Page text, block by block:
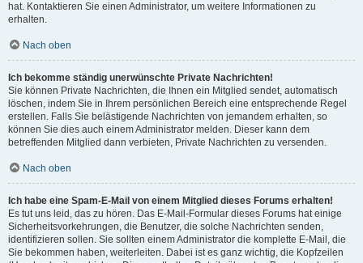
hat. Kontaktieren Sie einen Administrator, um weitere Informationen zu
erhalten.
Nach oben
Ich bekomme ständig unerwünschte Private Nachrichten!
Sie können Private Nachrichten, die Ihnen ein Mitglied sendet, automatisch
löschen, indem Sie in Ihrem persönlichen Bereich eine entsprechende Regel
erstellen. Falls Sie belästigende Nachrichten von jemandem erhalten, so
können Sie dies auch einem Administrator melden. Dieser kann dem
betreffenden Mitglied dann verbieten, Private Nachrichten zu versenden.
Nach oben
Ich habe eine Spam-E-Mail von einem Mitglied dieses Forums erhalten!
Es tut uns leid, das zu hören. Das E-Mail-Formular dieses Forums hat einige
Sicherheitsvorkehrungen, die Benutzer, die solche Nachrichten senden,
identifizieren sollen. Sie sollten einem Administrator die komplette E-Mail, die
Sie bekommen haben, weiterleiten. Dabei ist es ganz wichtig, die Kopfzeilen